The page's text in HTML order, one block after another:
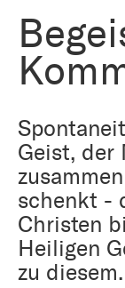
Geist, der
schenkt -
Christen
Heiligen
zu diesem.
Kirche
Arbeiten
Religion
Kunst
Aktiv
Gegen